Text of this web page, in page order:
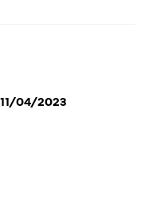
11/04/2023